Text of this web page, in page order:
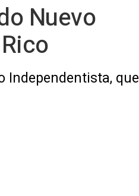
Nuevo
Independentista, que